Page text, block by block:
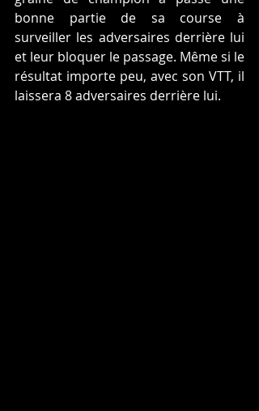
bonne partie de sa course à
surveiller les adversaires derrière lui
et leur bloquer le passage. Même si le
résultat importe peu, avec son VTT, il
laissera 8 adversaires derrière lui.